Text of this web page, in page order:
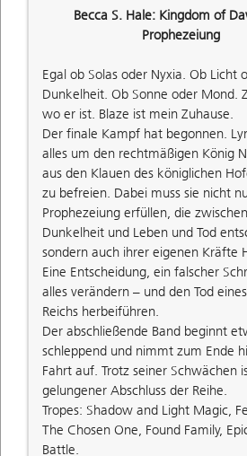
Becca S. Hale: Kingdom of
Prophezeiung
Egal ob Solas oder Nyxia. Ob Licht
Dunkelheit. Ob Sonne oder Mond.
wo er ist. Blaze ist mein Zuhause.
Der finale Kampf hat begonnen.
alles um den rechtmäßigen König
aus den Klauen des königlichen
zu befreien. Dabei muss sie nicht
Prophezeiung erfüllen, die
Dunkelheit und Leben und Tod
sondern auch ihrer eigenen Kräfte
Eine Entscheidung, ein falscher
alles verändern – und den Tod
Reichs herbeiführen.
Der abschließende Band beginnt
schleppend und nimmt zum Ende
Fahrt auf. Trotz seiner Schwächen
gelungener Abschluss der Reihe.
Tropes: Shadow and Light Magic,
The Chosen One, Found Family,
Battle.